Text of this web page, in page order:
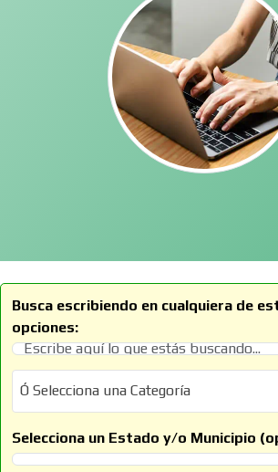
Busca escribiendo en cualquiera de
opciones:
Ó Selecciona una Categoría
Ó Selecciona una Categoría
Selecciona un Estado y/o Municipio
Selecciona un Estado